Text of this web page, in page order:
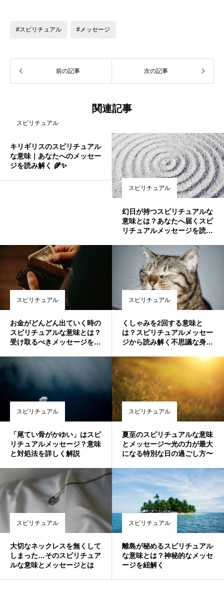
#スピリチュアル #メッセージ
前の記事 次の記事
関連記事
スピリチュアル
キリギリスのスピリチュアル
な意味｜あなたへのメッセー
ジを読み解く 🌾✨
スピリチュアル
幻日が持つスピリチュアルな
意味とは？あなたへ届くスピ
リチュアルメッセージを読み
スピリチュアル
お金がどんどん出ていく時の
スピリチュアルな意味とは？
受け取るべきメッセージを解
スピリチュアル
くしゃみを2回する意味と
は？スピリチュアルメッセー
ジから読み解く不思議な身体
スピリチュアル
「尾てい骨がかゆい」はスピ
リチュアルメッセージ？意味
と対処法を詳しく解説
スピリチュアル
夏至のスピリチュアルな意味
とメッセージ〜光の力が最大
になる特別な日の過ごし方〜
スピリチュアル
大切なネックレスを無くして
しまった…そのスピリチュア
ルな意味とメッセージとは
スピリチュアル
離島が秘めるスピリチュアル
な意味とは？神秘的なメッセ
ージを紐解く